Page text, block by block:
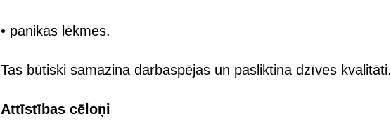
• panikas lēkmes.
Tas būtiski samazina darbaspējas un pasliktina dzīves kvalitāti.
Attīstības cēloņi